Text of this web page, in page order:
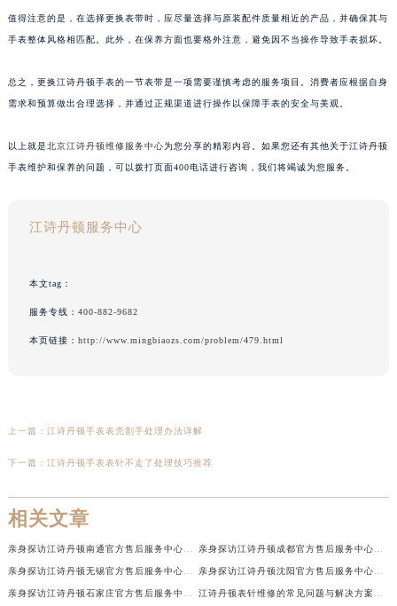
值得注意的是，在选择更换表带时，应尽量选择与原装配件质量相近的产品，并确保其与
手表整体风格相匹配。此外，在保养方面也要格外注意，避免因不当操作导致手表损坏。
总之，更换江诗丹顿手表的一节表带是一项需要谨慎考虑的服务项目。消费者应根据自身
需求和预算做出合理选择，并通过正规渠道进行操作以保障手表的安全与美观。
以上就是北京江诗丹顿维修服务中心为您分享的精彩内容。如果您还有其他关于江诗丹顿
手表维护和保养的问题，可以拨打页面400电话进行咨询，我们将竭诚为您服务。
江诗丹顿服务中心
本文tag：
服务专线： 400-882-9682
本页链接： http://www.mingbiaozs.com/problem/479.html
上一篇： 江诗丹顿手表表壳割手处理办法详解
下一篇： 江诗丹顿手表表针不走了处理技巧推荐
相关文章